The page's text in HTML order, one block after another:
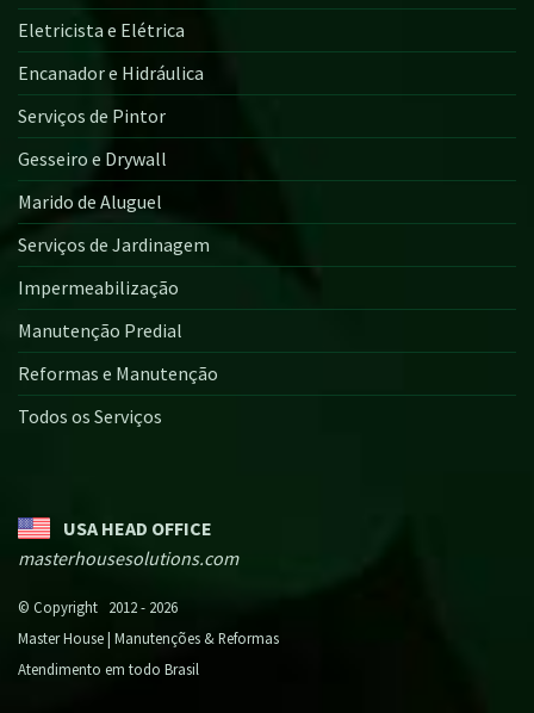
Eletricista e Elétrica
Encanador e Hidráulica
Serviços de Pintor
Gesseiro e Drywall
Marido de Aluguel
Serviços de Jardinagem
Impermeabilização
Manutenção Predial
Reformas e Manutenção
Todos os Serviços
USA HEAD OFFICE
masterhousesolutions.com
© Copyright 2012 - 2026
Master House | Manutenções & Reformas
Atendimento em todo Brasil